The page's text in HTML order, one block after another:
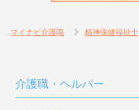
マイナビ介護職 精神保健福祉士
介護職・ヘルパー